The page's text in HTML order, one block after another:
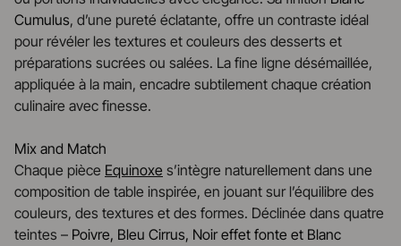
Cumulus, d’une pureté éclatante, offre un contraste idéal
pour révéler les textures et couleurs des desserts et
préparations sucrées ou salées. La fine ligne désémaillée,
appliquée à la main, encadre subtilement chaque création
culinaire avec finesse.
Mix and Match
Chaque pièce Equinoxe s’intègre naturellement dans une
composition de table inspirée, en jouant sur l’équilibre des
couleurs, des textures et des formes. Déclinée dans quatre
teintes – Poivre, Bleu Cirrus, Noir effet fonte et Blanc